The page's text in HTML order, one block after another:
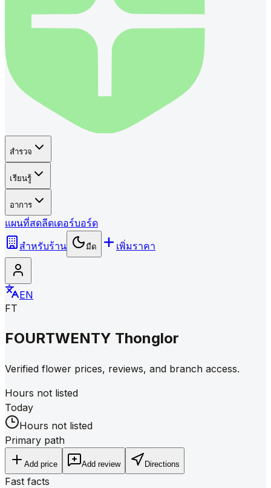
สำรวจ
เรียนรู้
อาการ
แผนที่สดลีดเดอร์บอร์ด
สำหรับร้าน
มืด เพิ่มราคา
EN
FT
FOURTWENTY Thonglor
Verified flower prices, reviews, and branch access.
Hours not listed
Today
Hours not listed
Primary path
Add price Add review Directions
Fast facts